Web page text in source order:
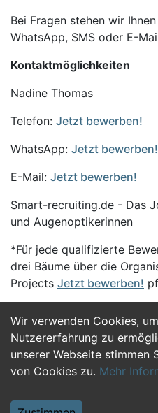
Wir verwenden Cookies,
Nutzererfahrung zu
unserer Webseite stimmen
von Cookies zu. Mehr
Bei Fragen stehen wir
WhatsApp, SMS oder E-
Kontaktmöglichkeiten
Nadine Thomas
Telefon: Jetzt bewerben!
WhatsApp: Jetzt bewerben!
E-Mail: Jetzt bewerben!
Smart-recruiting.de - Das
und Augenoptikerinnen
*Für jede qualifizierte
drei Bäume über die
Projects Jetzt bewerben!
Jetzt